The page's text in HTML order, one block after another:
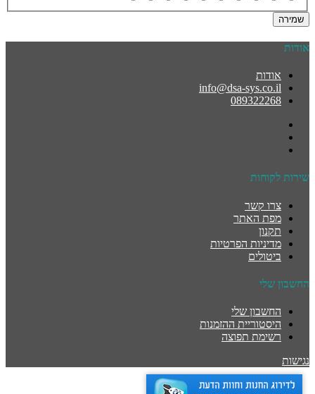
שמירה
אודות
אודות
info@dsa-sys.co.il
089322268
שירות לקוחות
צרו קשר
מפת האתר
תקנון
מדיניות הפרטיות
ביטולים
החשבון שלי
החשבון שלי
היסטוריית ההזמנות
רשימת תפוצה
נגישות